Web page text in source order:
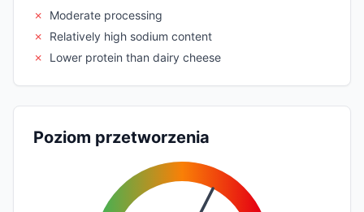
✗
Moderate processing
✗
Relatively high sodium content
✗
Lower protein than dairy cheese
Poziom przetworzenia